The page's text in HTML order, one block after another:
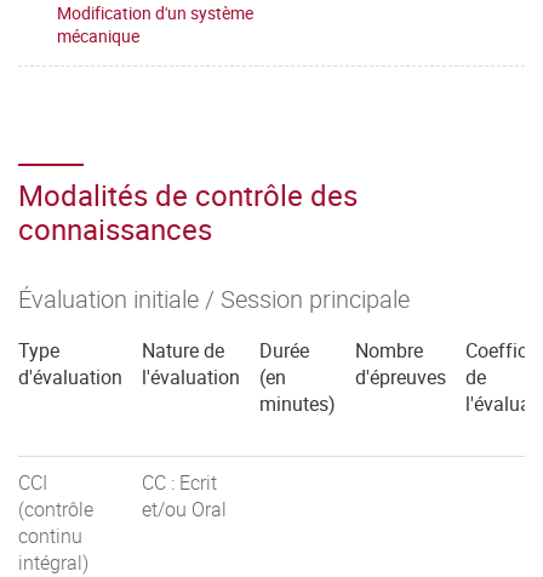
Modification d'un système
mécanique
Modalités de contrôle des
connaissances
Évaluation initiale / Session principale
Type
d'évaluation
Nature de
l'évaluation
Durée
(en
minutes)
Nombre
d'épreuves
de
CCI
(contrôle
continu
intégral)
CC : Ecrit
et/ou Oral